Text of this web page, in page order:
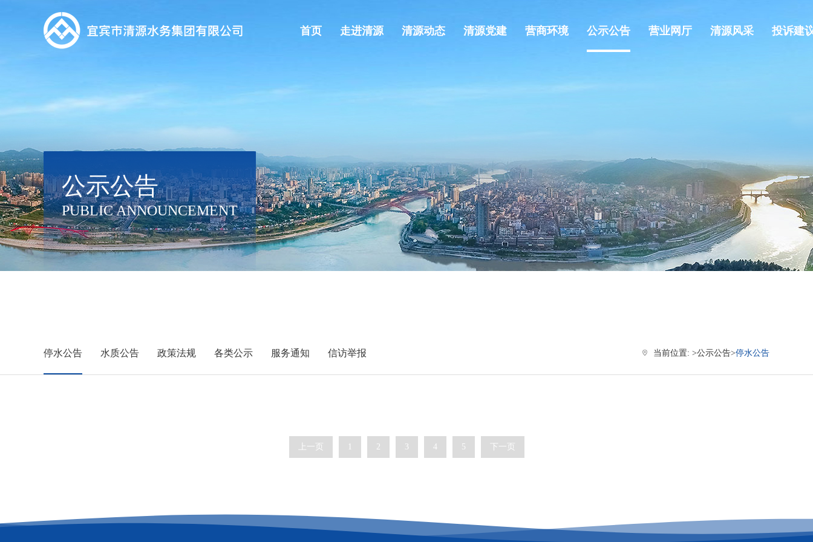
首页 走进清源 清源动态 清源党建 营商环境 公示公告 营业网厅 清源风采 投诉建
公示公告
PUBLIC ANNOUNCEMENT
停水公告 水质公告 政策法规 各类公示 服务通知 信访举报 当前位置: >公示公告>停水公告
上一页 2 3 4 5 下一页